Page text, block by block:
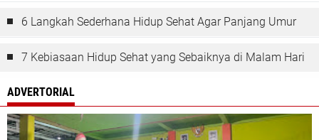
6 Langkah Sederhana Hidup Sehat Agar Panjang Umur
7 Kebiasaan Hidup Sehat yang Sebaiknya di Malam Hari
ADVERTORIAL